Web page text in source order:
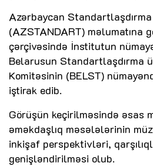
Azərbaycan
(AZSTANDART) məlumatına
çərçivəsində İnstitutun
Belarusun Standartlaşdırma
Komitəsinin (BELST)
iştirak edib.
Görüşün keçirilməsində əsas
əməkdaşlıq məsələlərinin
inkişaf perspektivləri,
genişləndirilməsi olub.